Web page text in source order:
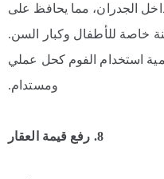
داخل الجدران، مما يحافظ على
خاصة للأطفال وكبار السن.
استخدام الفوم كحل عملي
ومستدام.
8. رفع قيمة العقار